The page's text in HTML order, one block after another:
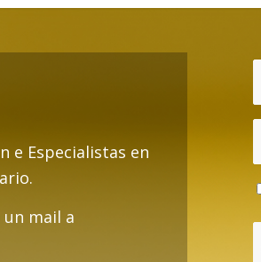
e Especialistas en
mail a